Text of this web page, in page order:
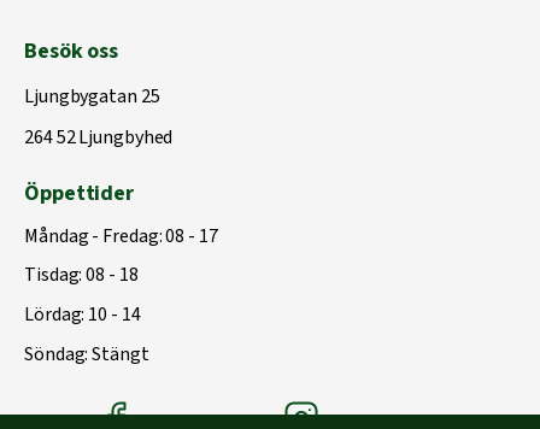
Besök oss
Ljungbygatan 25
264 52 Ljungbyhed
Öppettider
Måndag - Fredag: 08 - 17
Tisdag: 08 - 18
Lördag: 10 - 14
Söndag: Stängt